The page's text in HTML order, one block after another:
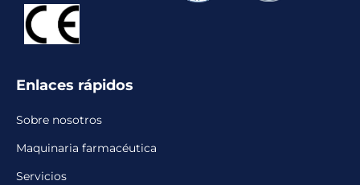
Enlaces rápidos
Sobre nosotros
Maquinaria farmacéutica
Servicios